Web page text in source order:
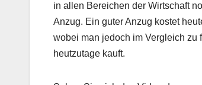
in allen Bereichen der Wirtschaft
Anzug. Ein guter Anzug kostet
wobei man jedoch im Vergleich zu
heutzutage kauft.